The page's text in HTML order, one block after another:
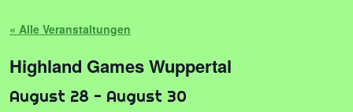
« Alle Veranstaltungen
Highland Games Wuppertal
August 28 - August 30